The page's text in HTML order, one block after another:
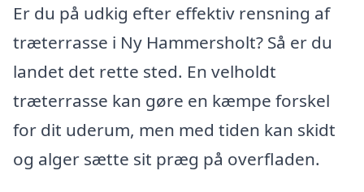
Er du på udkig efter effektiv rensning af
træterrasse i Ny Hammersholt? Så er du
landet det rette sted. En velholdt
træterrasse kan gøre en kæmpe forskel
for dit uderum, men med tiden kan skidt
og alger sætte sit præg på overfladen.